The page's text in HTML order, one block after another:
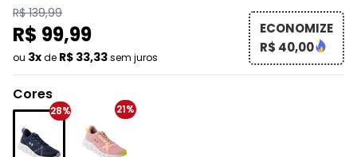
R$ 139,99
R$ 99,99
ou 3xde R$ 33,33sem juros
ECONOMIZE
R$ 40,00
Cores
28% 21%